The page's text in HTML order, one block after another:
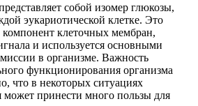
собой изомер глюкозы,
эукариотической клетке. Это
клеточных мембран,
и используется основными
в организме. Важность
функционирования организма
что в некоторых ситуациях
принести много пользы для